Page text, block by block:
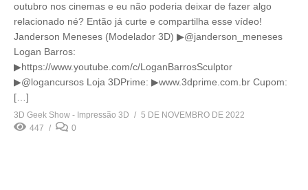
outubro nos cinemas e eu não poderia deixar de fazer algo
relacionado né? Então já curte e compartilha esse vídeo!
Janderson Meneses (Modelador 3D) ▶@janderson_meneses
Logan Barros:
▶https://www.youtube.com/c/LoganBarrosSculptor
▶@logancursos Loja 3DPrime: ▶www.3dprime.com.br Cupom:
[…]
3D Geek Show - Impressão 3D
5 DE NOVEMBRO DE 2022
447
0